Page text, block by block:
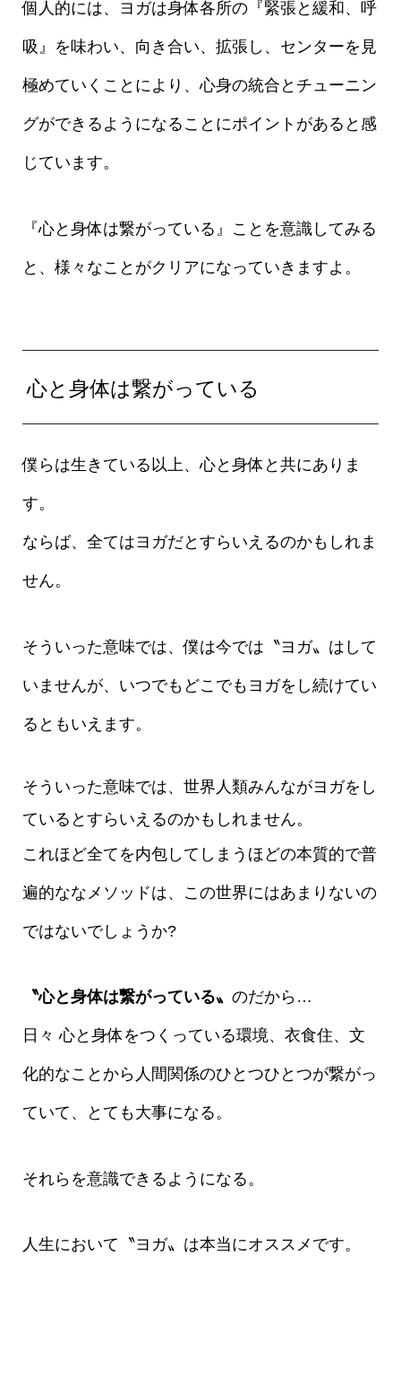
個人的には、ヨガは身体各所の『緊張と緩和、呼
吸』を味わい、向き合い、拡張し、センターを見
極めていくことにより、心身の統合とチューニン
グができるようになることにポイントがあると感
じています。
『心と身体は繋がっている』ことを意識してみる
と、様々なことがクリアになっていきますよ。
心と身体は繋がっている
僕らは生きている以上、心と身体と共にありま
す。
ならば、全てはヨガだとすらいえるのかもしれま
せん。
そういった意味では、僕は今では〝ヨガ〟はして
いませんが、いつでもどこでもヨガをし続けてい
るともいえます。
そういった意味では、世界人類みんながヨガをし
ているとすらいえるのかもしれません。
これほど全てを内包してしまうほどの本質的で普
遍的ななメソッドは、この世界にはあまりないの
ではないでしょうか?
〝心と身体は繋がっている〟 のだから…
日々 心と身体をつくっている環境、衣食住、文
化的なことから人間関係のひとつひとつが繋がっ
ていて、とても大事になる。
それらを意識できるようになる。
人生において〝ヨガ〟は本当にオススメです。